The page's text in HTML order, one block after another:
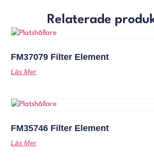
Relaterade
FM37079 Filter Element
Läs Mer
FM35746 Filter Element
Läs Mer